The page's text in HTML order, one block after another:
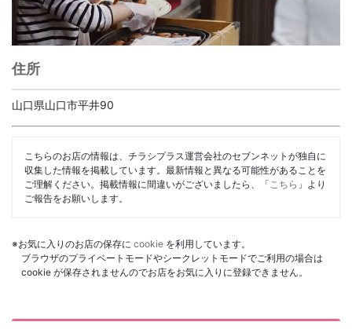
住所
山口県山口市平井90
こちらのお店の情報は、チラシプラス運営会社のセブンネットが独自に
収集した情報を掲載しています。最新情報と異なる可能性があることを
ご理解ください。掲載情報に間違いがございましたら、「 こちら 」より
ご報告をお願いします。
※お気に入りのお店の保存に cookie を利用しています。
ブラウザのプライベートモードやシークレットモードでご利用の場合は
cookie が保存されませんのでお店をお気に入りに登録できません。